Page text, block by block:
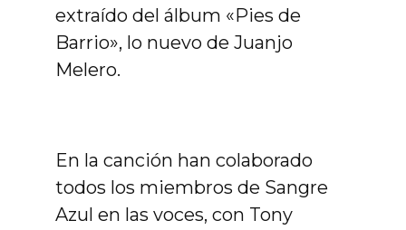
extraído del álbum «Pies de
Barrio», lo nuevo de Juanjo
Melero.
En la canción han colaborado
todos los miembros de Sangre
Azul en las voces, con Tony